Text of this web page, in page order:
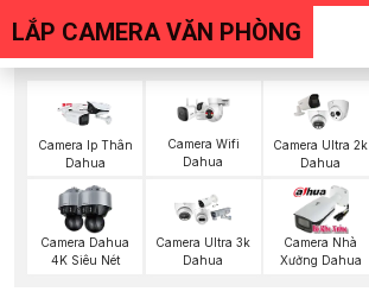
LẮP CAMERA VĂN PHÒNG
Camera Ip Thân
Dahua
Camera Wifi
Dahua
Camera Ultra 2k
Dahua
Camera Dahua
4K Siêu Nét
Camera Ultra 3k
Dahua
Camera Nhà
Xưởng Dahua